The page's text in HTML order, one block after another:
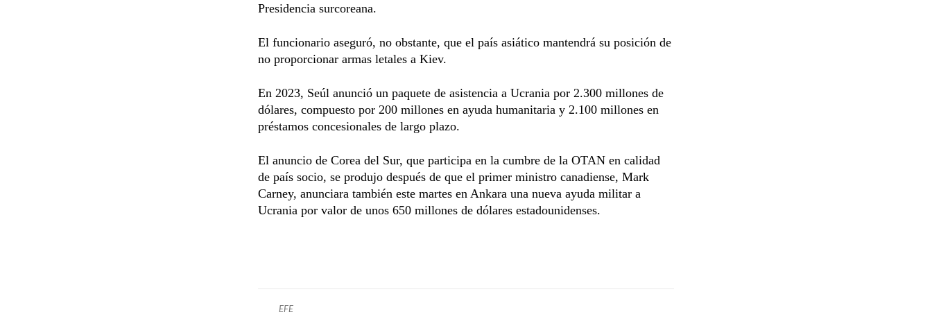
Presidencia surcoreana.
El funcionario aseguró, no obstante, que el país asiático mantendrá su posición de
no proporcionar armas letales a Kiev.
En 2023, Seúl anunció un paquete de asistencia a Ucrania por 2.300 millones de
dólares, compuesto por 200 millones en ayuda humanitaria y 2.100 millones en
préstamos concesionales de largo plazo.
El anuncio de Corea del Sur, que participa en la cumbre de la OTAN en calidad
de país socio, se produjo después de que el primer ministro canadiense, Mark
Carney, anunciara también este martes en Ankara una nueva ayuda militar a
Ucrania por valor de unos 650 millones de dólares estadounidenses.
EFE